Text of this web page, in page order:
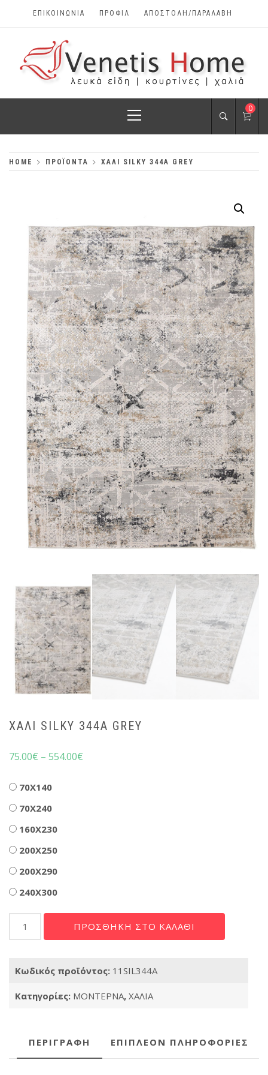
ΕΠΙΚΟΙΝΩΝΊΑ ΠΡΟΦΊΛ ΑΠΟΣΤΟΛΗ/ΠΑΡΑΛΑΒΗ
VENETIS HOME
ΧΑΛΙΆ, ΛΕΥΚΆ
Menu
0
HOME ΠΡΟΪΌΝΤΑ ΧΑΛΊ SILKY 344A GREY
ΧΑΛΊ SILKY 344A GREY
75.00€ – 554.00€
70X140
70X240
160X230
200X250
200X290
240X300
Silky
ποσότητα
ΠΡΟΣΘΉΚΗ ΣΤΟ ΚΑΛΆΘΙ
Κωδικός προϊόντος: 11SIL344A
Κατηγορίες: ΜΟΝΤΕΡΝΑ, ΧΑΛΙΑ
ΠΕΡΙΓΡΑΦΉ ΕΠΙΠΛΈΟΝ ΠΛΗΡΟΦΟΡΊΕΣ